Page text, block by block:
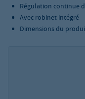
Régulation continue
Avec robinet intégré
Dimensions du